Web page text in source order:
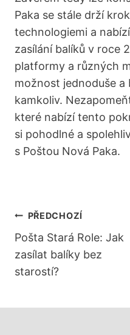
Paka se stále drží‍
technologiemi a
zasílání balíků‍ v roce‌
platformy a různých
možnost jednoduše‍ a
kamkoliv.
které nabízí ⁤tento
si pohodlné ⁤a
s Poštou ‍Nová Paka.
Navigace
Pro
Příspěvek
PŘEDCHOZÍ
Pošta Stará Role: Jak
zasílat balíky bez
starostí?